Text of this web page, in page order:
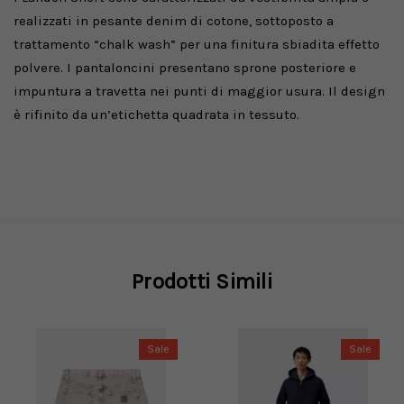
realizzati in pesante denim di cotone, sottoposto a
trattamento “chalk wash” per una finitura sbiadita effetto
polvere. I pantaloncini presentano sprone posteriore e
impuntura a travetta nei punti di maggior usura. Il design
è rifinito da un’etichetta quadrata in tessuto.
Prodotti Simili
Sale Sale